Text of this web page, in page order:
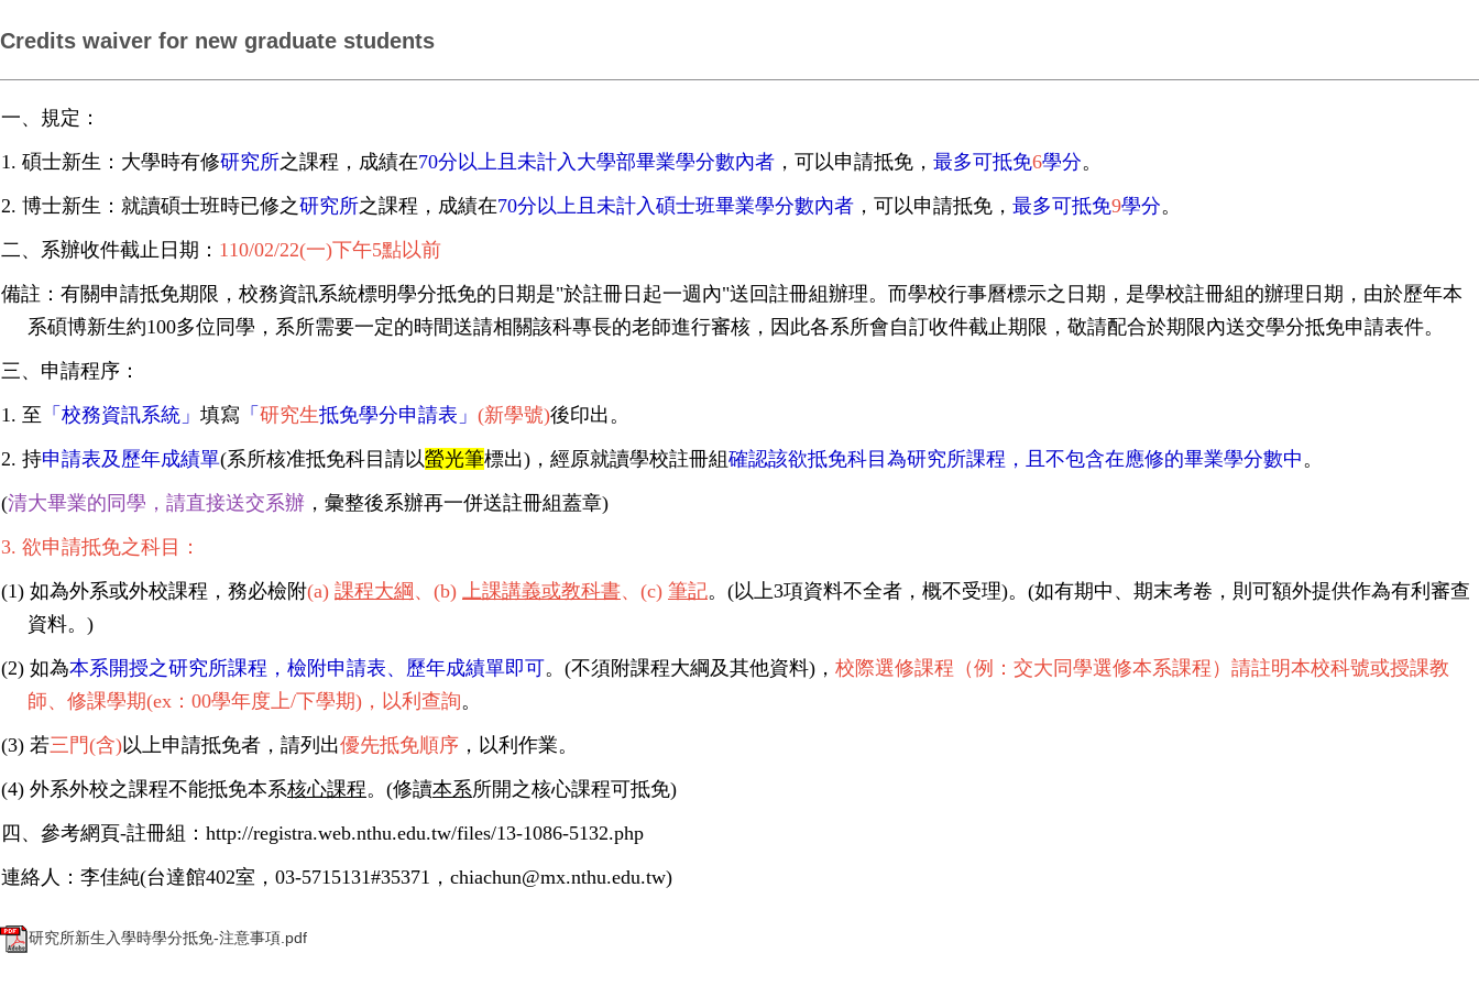
Credits waiver for new graduate students
一、規定：
1. 碩士新生： 大學時有修研究所之課程，成績在70分以上 且 未計入大學部畢業學分數內者 ，可以申請抵免， 最多可抵免6學分。
2. 博士新生： 就讀碩士班時已修之研究所之課程，成績在70分以上 且 未計入碩士班畢業學分數內者 ，可以申請抵免， 最多可抵免9學分。
二、系辦收件截止日期： 110/02/22(一)下午5點以前
備註：有關申請抵免期限，校務資訊系統標明學分抵免的日期是"於註冊日起一週內"送回註冊組辦理。而學校行事曆標示之日期，是學校註冊組 的辦理日期，由於歷年本
系碩博新生約100多位同學，系所需要一定的時間送請相關該科專長的老師進行審核，因此各系所會自訂收件截止期限，敬請配合於期限內送交學分抵免申請表件。
三、申請程序：
1. 至 「校務資訊系統」 填寫 「 研究生抵免學分申請表」 (新學號)後印出。
2. 持申請表及 歷年成績單(系所核准抵免科目請以螢光筆標出) ，經原就讀學校註冊組確認該欲抵免科目為研究所課程 ，且 不包含在應修的畢業學分數中。
(清大畢業的同學，請直接送交系辦 ，彙整後系辦再一併送註冊組蓋章)
3. 欲申請抵免之科目：
(1) 如為外系或外校課程 ，務必檢附(a) 課程大綱 、 (b) 上課講義或教科書、 (c) 筆記。 (以上3項資料不全者，概不受理)。 (如有期中、期末考卷，則可額外提供作為有利審查
資料。 )
(2) 如為本系開授之研究所課程，檢附申請表、歷年成績單即可。 (不須附課程大綱及其他資料) ， 校際選修課程 （例：交大同學選修本系課程） 請註明本校科號或授課教
師、修課學期(ex：00學年度上/下學期) ，以利查詢。
(3) 若三門(含)以上申請抵免者 ，請列 出優先抵免順序 ，以利作業。
(4) 外系外校之課程不能抵免本系核心課程。 (修讀本系所開之核心課程可抵免)
四、參考網頁-註冊組： http://registra.web.nthu.edu.tw/files/13-1086-5132.php
連絡人：李佳純(台達館402室， 03-5715131#35371 ， chiachun@mx.nthu.edu.tw)
研究所新生入學時學分抵免-注意事項.pdf